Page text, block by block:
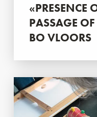
«PRESENCE
PASSAGE
BO VLOORS